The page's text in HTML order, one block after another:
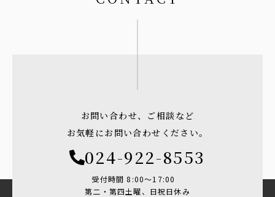
お問い合わせ、ご相談など
お気軽にお問い合わせください。
024-922-8553
受付時間 8:00〜17:00
第二・第四土曜、日祝日休み